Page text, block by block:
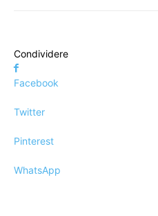
Condividere
Facebook
Twitter
Pinterest
WhatsApp